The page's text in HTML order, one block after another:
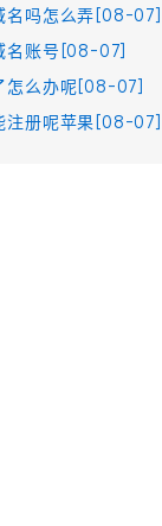
名吗怎么弄[08-07]
名账号[08-07]
怎么办呢[08-07]
注册呢苹果[08-07]